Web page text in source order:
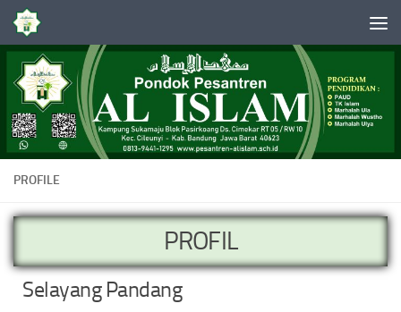
Skip to content
PROFILE
PROFIL
Selayang Pandang